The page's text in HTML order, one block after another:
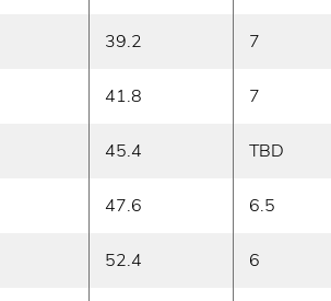
39.2 7
41.8 7
45.4 TBD
47.6 6.5
52.4 6